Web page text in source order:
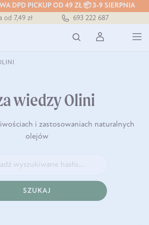
DPD PICKUP OD 49 ZŁ 📦 3-9 SIERPNIA
od 7,49 zł
199 zł
693 222 687
wiedzy Olini
i zastosowaniach naturalnych
olejów
SZUKAJ